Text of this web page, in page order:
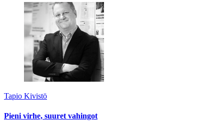
Tapio Kivistö
Pieni virhe, suuret vahingot